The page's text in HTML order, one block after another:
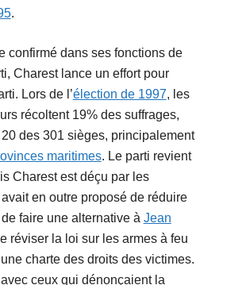
.
confirmé dans ses fonctions de
Charest lance un effort pour
Lors de l’élection de 1997, les
récoltent 19% des suffrages,
des 301 sièges, principalement
maritimes. Le parti revient
Charest est déçu par les
en outre proposé de réduire
de faire une alternative à Jean
réviser la loi sur les armes à feu
charte des droits des victimes.
avec ceux qui dénonçaient la